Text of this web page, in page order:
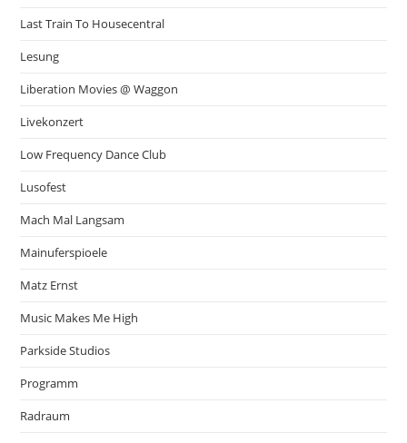
Last Train To Housecentral
Lesung
Liberation Movies @ Waggon
Livekonzert
Low Frequency Dance Club
Lusofest
Mach Mal Langsam
Mainuferspioele
Matz Ernst
Music Makes Me High
Parkside Studios
Programm
Radraum